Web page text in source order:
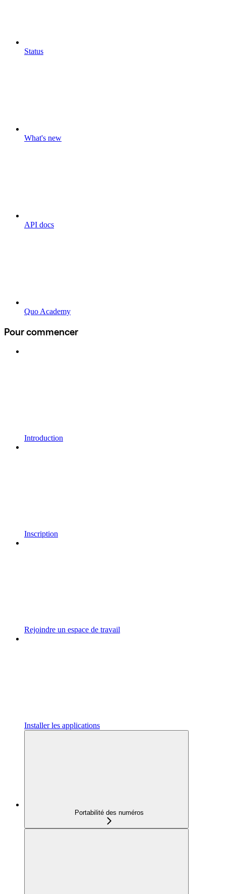
Status
What's new
API docs
Quo Academy
Pour commencer
Introduction
Inscription
Rejoindre un espace de travail
Installer les applications
Portabilité des numéros